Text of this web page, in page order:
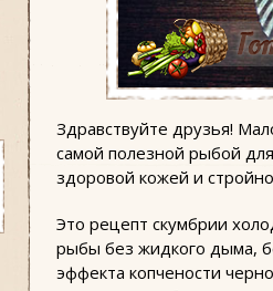
Здравствуйте друзья!
самой полезной рыбой
здоровой кожей и
Это рецепт скумбрии
рыбы без жидкого дыма,
эффекта копчености